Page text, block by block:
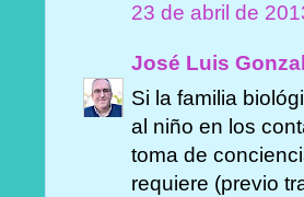
23 de abril de
José Luis
Si la familia
al niño en los
toma de
requiere (previo